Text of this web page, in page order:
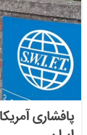
پافشاری